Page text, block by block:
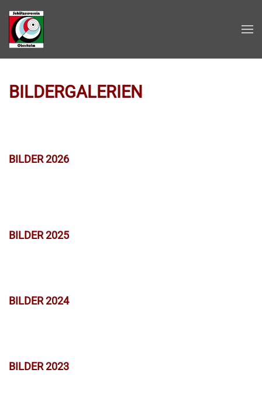
Zum Hauptinhalt springen
BILDERGALERIEN
BILDER 2026
BILDER 2025
BILDER 2024
BILDER 2023